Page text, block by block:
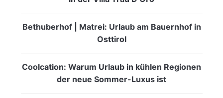
Bethuberhof | Matrei: Urlaub am Bauernhof in
Osttirol
Coolcation: Warum Urlaub in kühlen Regionen
der neue Sommer-Luxus ist